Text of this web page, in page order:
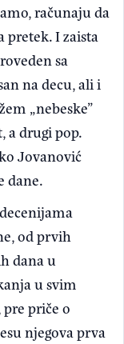
računaju da
I zaista
sa
na decu, ali i
„nebeske”
a drugi pop.
Jovanović
dane.
od prvih
dana u
u svim
priče o
njegova prva